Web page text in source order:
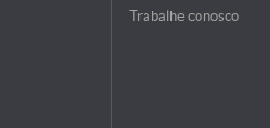
Trabalhe conosco